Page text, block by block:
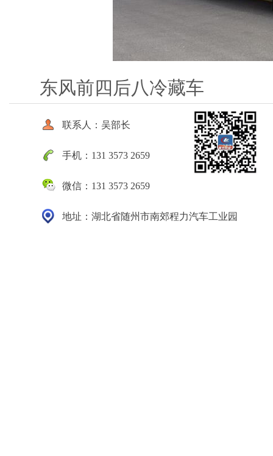
东风前四后八冷藏车
联系人：吴部长
手机：131 3573 2659
微信：131 3573 2659
地址：湖北省随州市南郊程力汽车工业园